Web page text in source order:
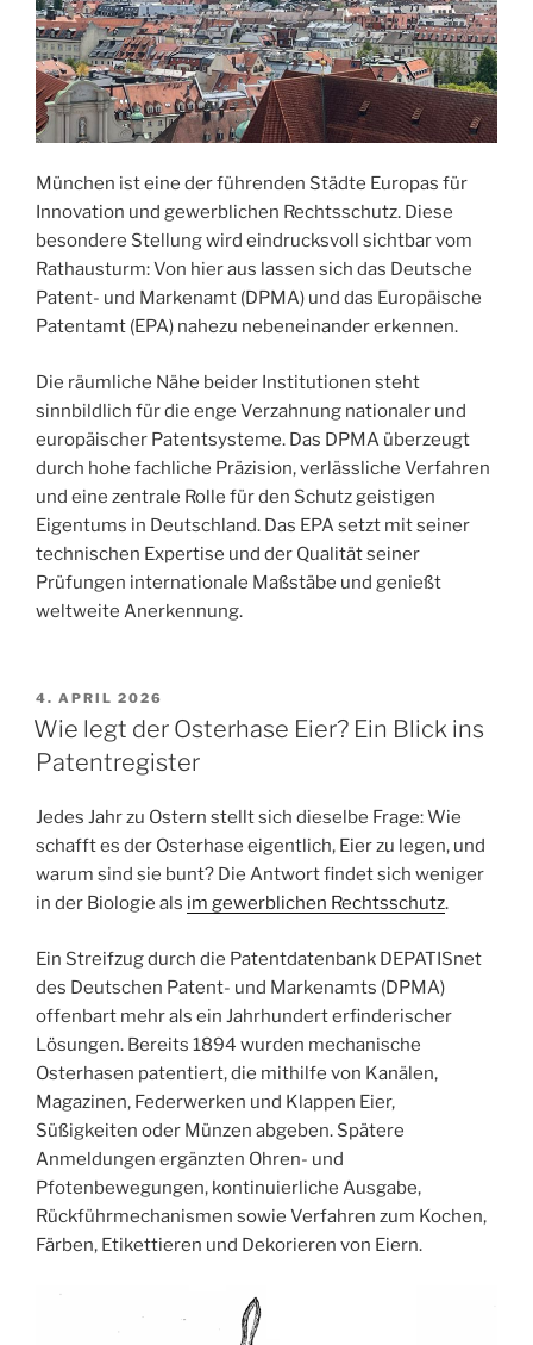
München ist eine der führenden Städte Europas für
Innovation und gewerblichen Rechtsschutz. Diese
besondere Stellung wird eindrucksvoll sichtbar vom
Rathausturm: Von hier aus lassen sich das Deutsche
Patent- und Markenamt (DPMA) und das Europäische
Patentamt (EPA) nahezu nebeneinander erkennen.
Die räumliche Nähe beider Institutionen steht
sinnbildlich für die enge Verzahnung nationaler und
europäischer Patentsysteme. Das DPMA überzeugt
durch hohe fachliche Präzision, verlässliche Verfahren
und eine zentrale Rolle für den Schutz geistigen
Eigentums in Deutschland. Das EPA setzt mit seiner
technischen Expertise und der Qualität seiner
Prüfungen internationale Maßstäbe und genießt
weltweite Anerkennung.
VERÖFFENTLICHT
AM
4. APRIL 2026
Wie legt der Osterhase Eier? Ein Blick ins
Patentregister
Jedes Jahr zu Ostern stellt sich dieselbe Frage: Wie
schafft es der Osterhase eigentlich, Eier zu legen, und
warum sind sie bunt? Die Antwort findet sich weniger
in der Biologie als im gewerblichen Rechtsschutz.
Ein Streifzug durch die Patentdatenbank DEPATISnet
des Deutschen Patent- und Markenamts (DPMA)
offenbart mehr als ein Jahrhundert erfinderischer
Lösungen. Bereits 1894 wurden mechanische
Osterhasen patentiert, die mithilfe von Kanälen,
Magazinen, Federwerken und Klappen Eier,
Süßigkeiten oder Münzen abgeben. Spätere
Anmeldungen ergänzten Ohren- und
Pfotenbewegungen, kontinuierliche Ausgabe,
Rückführmechanismen sowie Verfahren zum Kochen,
Färben, Etikettieren und Dekorieren von Eiern.